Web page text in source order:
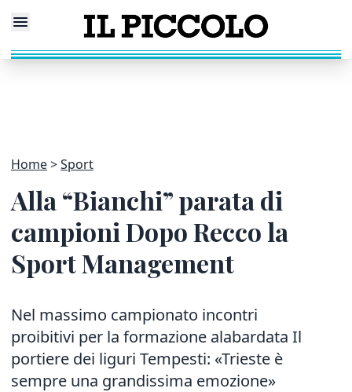
Home Sport
Alla “Bianchi” parata di
campioni Dopo Recco la
Sport Management
Nel massimo campionato incontri
proibitivi per la formazione alabardata Il
portiere dei liguri Tempesti: «Trieste è
sempre una grandissima emozione»